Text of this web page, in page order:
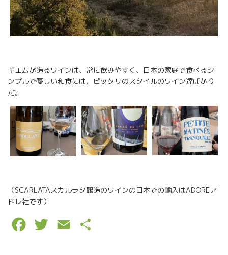
ギエムが造るワインは、常に飲みやすく、日本の家庭で食べるシ
ンプルで優しい和食には、ピッタリのスタイルのワイン達ばかり
だ。
（SCARLATAスカルラタ醸造のワインの日本での輸入はADOREア
ドレ社です）